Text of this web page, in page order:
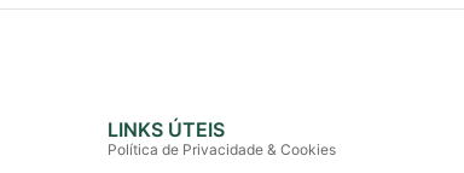
LINKS ÚTEIS
Política de Privacidade & Cookies